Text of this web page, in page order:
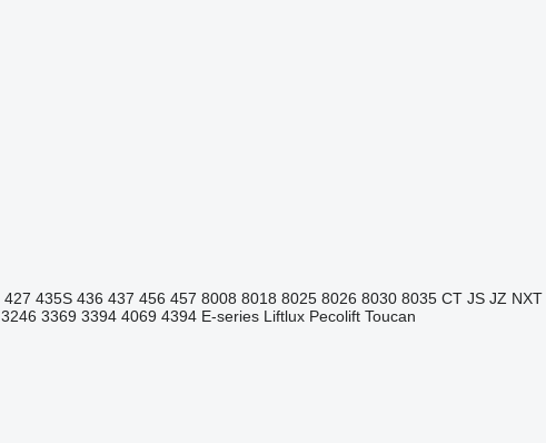
427 435S 436 437 456 457 8008 8018 8025 8026 8030 8035 CT JS JZ NXT
3246 3369 3394 4069 4394 E-series Liftlux Pecolift Toucan